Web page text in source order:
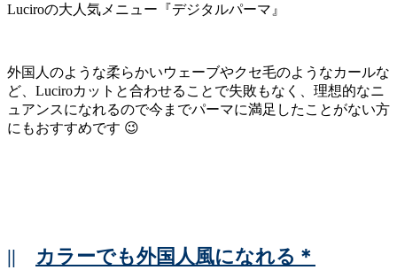
Luciroの大人気メニュー『デジタルパーマ』
外国人のような柔らかいウェーブやクセ毛のようなカールな
ど、Luciroカットと合わせることで失敗もなく、理想的なニ
ュアンスになれるので今までパーマに満足したことがない方
にもおすすめです 😉
|| カラーでも外国人風になれる＊